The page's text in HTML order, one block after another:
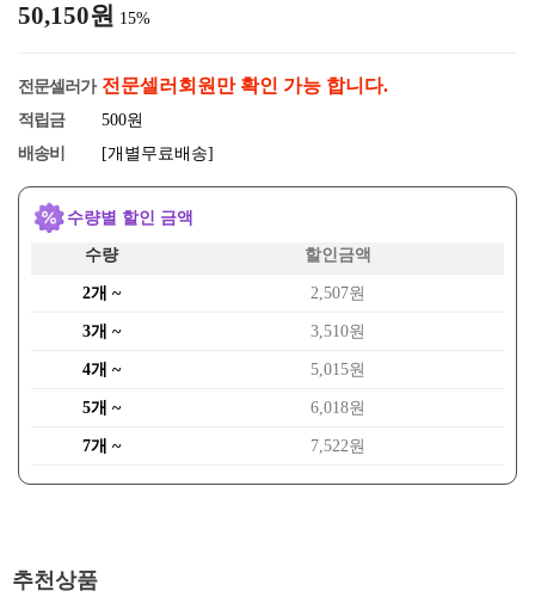
50,150원 15%
전문셀러가 전문셀러회원만 확인 가능 합니다.
적립금
500원
배송비
[개별무료배송]
수량별 할인 금액
수량 할인금액
2개 ~ 2,507원
3개 ~ 3,510원
4개 ~ 5,015원
5개 ~ 6,018원
7개 ~ 7,522원
추천상품